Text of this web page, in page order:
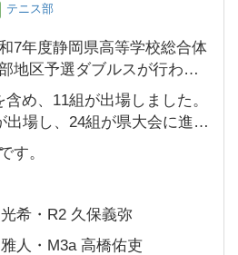
テニス部
7年度静岡県高等学校総合体
地区予選ダブルスが行われ
め、11組が出場しました。
出場し、24組が県大会に進出
す。
・R2 久保義弥
・M3a 高橋佑吏